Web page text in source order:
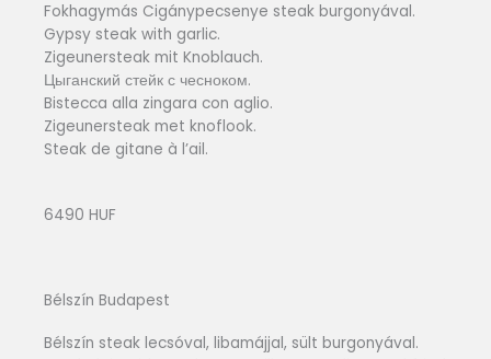
Fokhagymás Cigánypecsenye steak burgonyával.
Gypsy steak with garlic.
Zigeunersteak mit Knoblauch.
Цыганский стейк с чесноком.
Bistecca alla zingara con aglio.
Zigeunersteak met knoflook.
Steak de gitane à l’ail.
6490 HUF
Bélszín Budapest
Bélszín steak lecsóval, libamájjal, sült burgonyával.